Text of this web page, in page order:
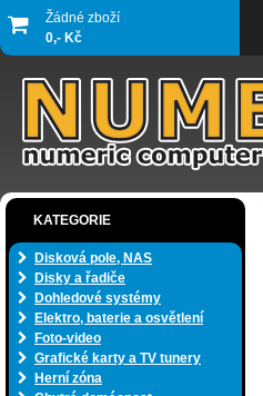
Žádné zboží
0,- Kč
KATEGORIE
Disková pole, NAS
Disky a řadiče
Dohledové systémy
Elektro, baterie a osvětlení
Foto-video
Grafické karty a TV tunery
Herní zóna